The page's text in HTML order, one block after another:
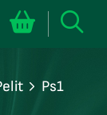
Ps1